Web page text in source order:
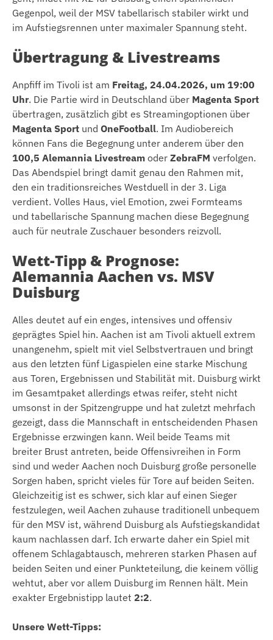
Gegenpol, weil der MSV tabellarisch stabiler wirkt und
im Aufstiegsrennen unter maximaler Spannung steht.
Übertragung & Livestreams
Anpfiff im Tivoli ist am Freitag, 24.04.2026, um 19:00
Uhr. Die Partie wird in Deutschland über Magenta Sport
übertragen, zusätzlich gibt es Streamingoptionen über
Magenta Sport und OneFootball. Im Audiobereich
können Fans die Begegnung unter anderem über den
100,5 Alemannia Livestream oder ZebraFM verfolgen.
Das Abendspiel bringt damit genau den Rahmen mit,
den ein traditionsreiches Westduell in der 3. Liga
verdient. Volles Haus, viel Emotion, zwei Formteams
und tabellarische Spannung machen diese Begegnung
auch für neutrale Zuschauer besonders reizvoll.
Wett-Tipp & Prognose:
Alemannia Aachen vs. MSV
Duisburg
Alles deutet auf ein enges, intensives und offensiv
geprägtes Spiel hin. Aachen ist am Tivoli aktuell extrem
unangenehm, spielt mit viel Selbstvertrauen und bringt
aus den letzten fünf Ligaspielen eine starke Mischung
aus Toren, Ergebnissen und Stabilität mit. Duisburg wirkt
im Gesamtpaket allerdings etwas reifer, steht nicht
umsonst in der Spitzengruppe und hat zuletzt mehrfach
gezeigt, dass die Mannschaft in entscheidenden Phasen
Ergebnisse erzwingen kann. Weil beide Teams mit
breiter Brust antreten, beide Offensivreihen in Form
sind und weder Aachen noch Duisburg große personelle
Sorgen haben, spricht vieles für Tore auf beiden Seiten.
Gleichzeitig ist es schwer, sich klar auf einen Sieger
festzulegen, weil Aachen zuhause traditionell unbequem
für den MSV ist, während Duisburg als Aufstiegskandidat
kaum nachlassen darf. Ich erwarte daher ein Spiel mit
offenem Schlagabtausch, mehreren starken Phasen auf
beiden Seiten und einer Punkteteilung, die keinem völlig
wehtut, aber vor allem Duisburg im Rennen hält. Mein
exakter Ergebnistipp lautet 2:2.
Unsere Wett-Tipps: